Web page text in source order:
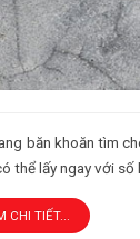
băn khoăn tìm
thể lấy ngay với
CHI TIẾT...